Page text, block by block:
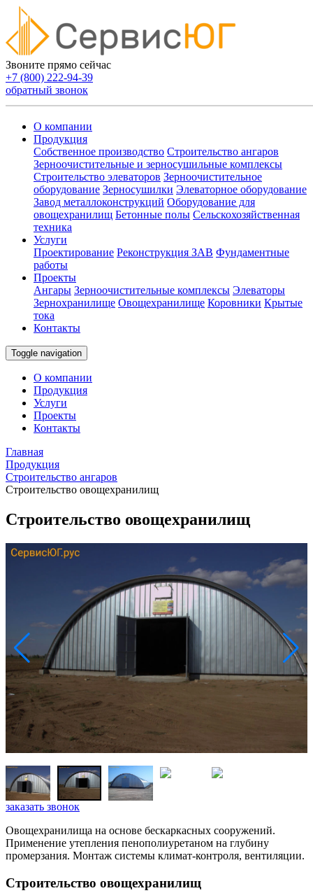
Звоните прямо сейчас
+7 (800) 222-94-39
обратный звонок
О компании
Продукция
Собственное производство Строительство ангаров
Зерноочистительные и зерносушильные комплексы
Строительство элеваторов Зерноочистительное
оборудование Зерносушилки Элеваторное оборудование
Завод металлоконструкций Оборудование для
овощехранилищ Бетонные полы Сельскохозяйственная
техника
Услуги
Проектирование Реконструкция ЗАВ Фундаментные
работы
Проекты
Ангары Зерноочистительные комплексы Элеваторы
Зернохранилище Овощехранилищe Коровники Крытые
тока
Контакты
Toggle navigation
О компании
Продукция
Услуги
Проекты
Контакты
Главная
Продукция
Строительство ангаров
Строительство овощехранилищ
Строительство овощехранилищ
заказать звонок
Овощехранилища на основе бескаркасных сооружений.
Применение утепления пенополиуретаном на глубину
промерзания. Монтаж системы климат-контроля, вентиляции.
Строительство овощехранилищ